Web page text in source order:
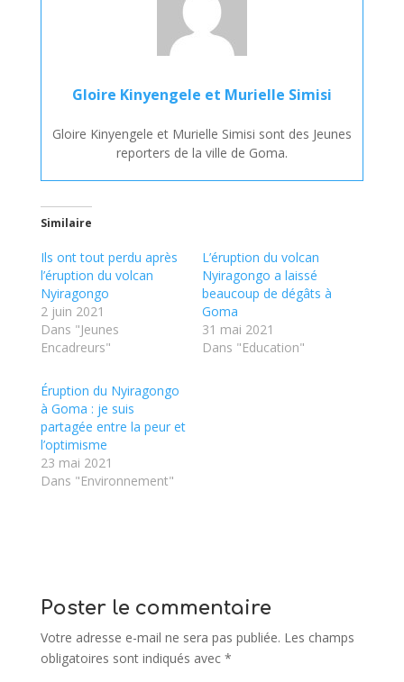
Gloire Kinyengele et Murielle Simisi
Gloire Kinyengele et Murielle Simisi sont des Jeunes
reporters de la ville de Goma.
Similaire
Ils ont tout perdu après
l’éruption du volcan
Nyiragongo
2 juin 2021
Dans "Jeunes
Encadreurs"
L’éruption du volcan
Nyiragongo a laissé
beaucoup de dégâts à
Goma
31 mai 2021
Dans "Education"
Éruption du Nyiragongo
à Goma : je suis
partagée entre la peur et
l’optimisme
23 mai 2021
Dans "Environnement"
Poster le commentaire
Votre adresse e-mail ne sera pas publiée. Les champs
obligatoires sont indiqués avec *